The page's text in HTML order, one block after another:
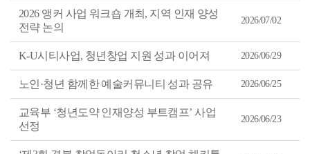
2026 앵커 사업 워크숍 개최, 지역 인재 양성
전략 논의
2026/07/02
K-U시티사업, 청년창업 지원 성과 이어져 2026/06/29
노인·청년 함께한 예술커뮤니티 성과 공유 2026/06/25
교육부 ‘청년도약 인재양성 부트캠프’ 사업
선정
2026/06/23